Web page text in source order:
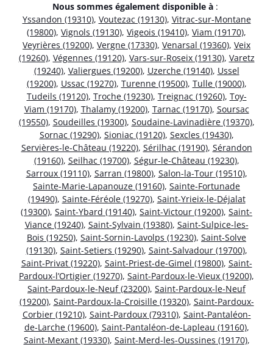
Nous sommes également disponible à :
Yssandon (19310), Voutezac (19130), Vitrac-sur-Montane
(19800), Vignols (19130), Vigeois (19410), Viam (19170),
Veyrières (19200), Vergne (17330), Venarsal (19360), Veix
(19260), Végennes (19120), Vars-sur-Roseix (19130), Varetz
(19240), Valiergues (19200), Uzerche (19140), Ussel
(19200), Ussac (19270), Turenne (19500), Tulle (19000),
Tudeils (19120), Troche (19230), Treignac (19260), Toy-
Viam (19170), Thalamy (19200), Tarnac (19170), Soursac
(19550), Soudeilles (19300), Soudaine-Lavinadière (19370),
Sornac (19290), Sioniac (19120), Sexcles (19430),
Servières-le-Château (19220), Sérilhac (19190), Sérandon
(19160), Seilhac (19700), Ségur-le-Château (19230),
Sarroux (19110), Sarran (19800), Salon-la-Tour (19510),
Sainte-Marie-Lapanouze (19160), Sainte-Fortunade
(19490), Sainte-Féréole (19270), Saint-Yrieix-le-Déjalat
(19300), Saint-Ybard (19140), Saint-Victour (19200), Saint-
Viance (19240), Saint-Sylvain (19380), Saint-Sulpice-les-
Bois (19250), Saint-Sornin-Lavolps (19230), Saint-Solve
(19130), Saint-Setiers (19290), Saint-Salvadour (19700),
Saint-Privat (19220), Saint-Priest-de-Gimel (19800), Saint-
Pardoux-l’Ortigier (19270), Saint-Pardoux-le-Vieux (19200),
Saint-Pardoux-le-Neuf (23200), Saint-Pardoux-le-Neuf
(19200), Saint-Pardoux-la-Croisille (19320), Saint-Pardoux-
Corbier (19210), Saint-Pardoux (79310), Saint-Pantaléon-
de-Larche (19600), Saint-Pantaléon-de-Lapleau (19160),
Saint-Mexant (19330), Saint-Merd-les-Oussines (19170),